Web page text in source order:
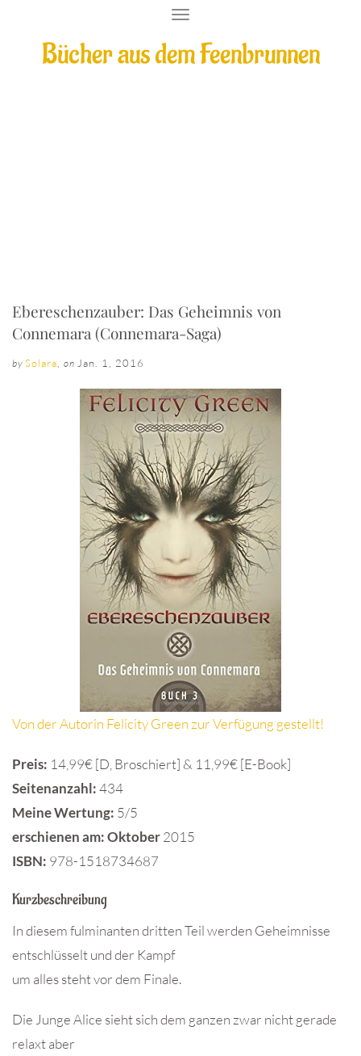
Bücher aus dem Feenbrunnen
T
G
Ebereschenzauber: Das Geheimnis von
Connemara (Connemara-Saga)
by Solara on Jan. 1, 2016
Von der Autorin Felicity Green zur Verfügung gestellt!
Preis: 14,99€ [D, Broschiert] & 11,99€ [E-Book]
Seitenanzahl:434
Meine Wertung: 5/5
erschienen am: Oktober2015
ISBN: 978-1518734687
Kurzbeschreibung
In diesem fulminanten dritten Teil werden Geheimnisse
entschlüsselt und der Kampf
um alles steht vor dem Finale.
Die Junge Alice sieht sich dem ganzen zwar nicht gerade
relaxt aber